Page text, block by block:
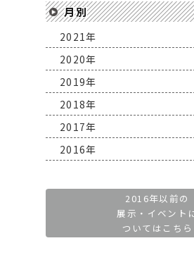
月別
2021年
2020年
2019年
2018年
2017年
2016年
2016年以前の
展示・イベント
ついてはこちら